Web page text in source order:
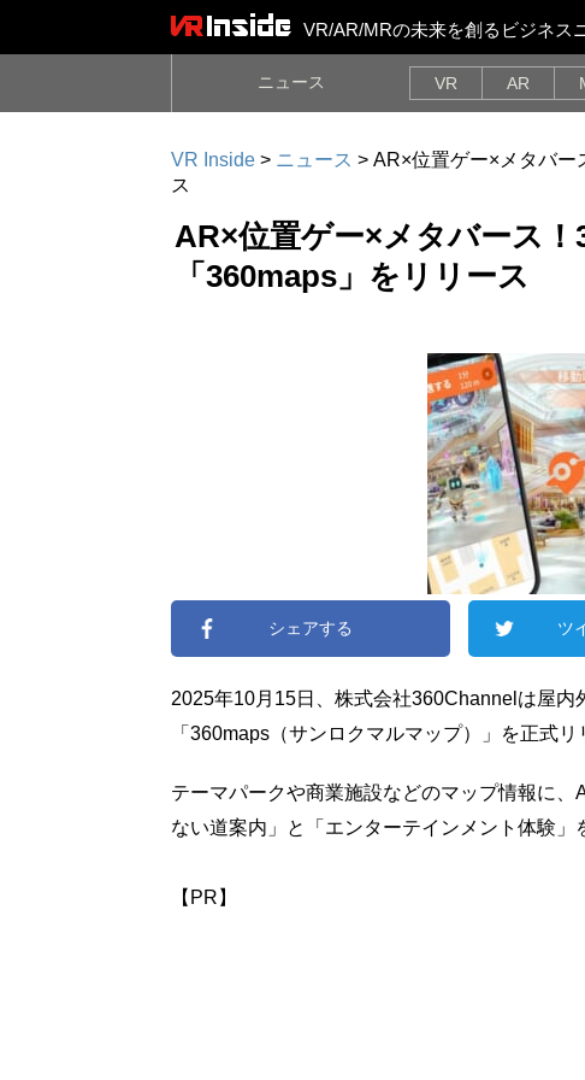
VR/AR/MRの未来を創るビジネス
ニュース VR AR
VR Inside > ニュース > AR×位置ゲー×メタバー
ス
AR×位置ゲー×メタバース
「360maps」をリリース
シェアする ツ
2025年10月15日、株式会社360Channelは屋
「360maps（サンロクマルマップ）」を正式リ
テーマパークや商業施設などのマップ情報に
ない道案内」と「エンターテインメント体験」
【PR】